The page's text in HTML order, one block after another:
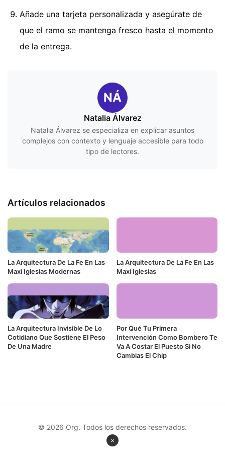
Añade una tarjeta personalizada y asegúrate de
que el ramo se mantenga fresco hasta el momento
de la entrega.
NÁ
Natalia Álvarez
Natalia Álvarez se especializa en explicar asuntos
complejos con contexto y lenguaje accesible para todo
tipo de lectores.
Artículos relacionados
La Arquitectura De La Fe En Las
Maxi Iglesias Modernas
La Arquitectura De La Fe En Las
Maxi Iglesias
La Arquitectura Invisible De Lo
Cotidiano Que Sostiene El Peso
De Una Madre
Por Qué Tu Primera
Intervención Como Bombero Te
Va A Costar El Puesto Si No
Cambias El Chip
×
© 2026 Org. Todos los derechos reservados.